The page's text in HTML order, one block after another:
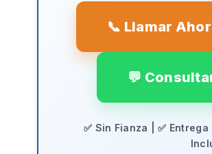
📞 Llamar
💬
✅ Sin Fianza | ✅